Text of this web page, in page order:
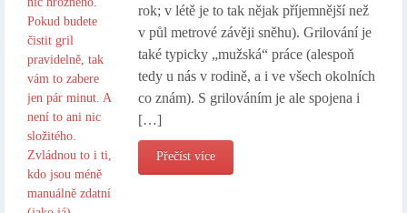
rok; v létě je to tak nějak příjemnější než
v půl metrové závěji sněhu). Grilování je
také typicky „mužská“ práce (alespoň
tedy u nás v rodině, a i ve všech okolních
co znám). S grilováním je ale spojena i
[…]
Přečíst více